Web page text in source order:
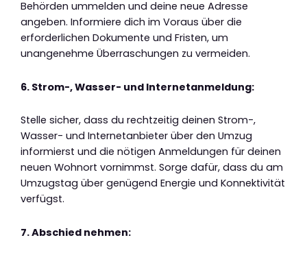
Behörden ummelden und deine neue Adresse
angeben. Informiere dich im Voraus über die
erforderlichen Dokumente und Fristen, um
unangenehme Überraschungen zu vermeiden.
6. Strom-, Wasser- und Internetanmeldung:
Stelle sicher, dass du rechtzeitig deinen Strom-,
Wasser- und Internetanbieter über den Umzug
informierst und die nötigen Anmeldungen für deinen
neuen Wohnort vornimmst. Sorge dafür, dass du am
Umzugstag über genügend Energie und Konnektivität
verfügst.
7. Abschied nehmen: